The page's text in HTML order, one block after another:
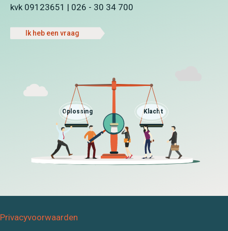
kvk 09123651 | 026 - 30 34 700
Ik heb een vraag
Privacyvoorwaarden